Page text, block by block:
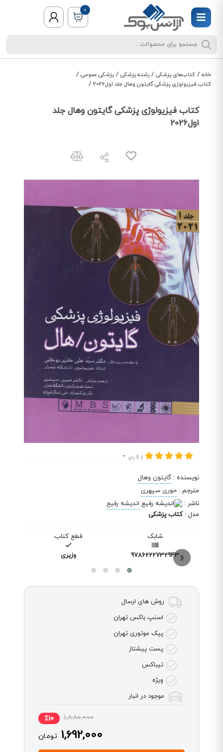
0
خانه / کتاب‌های پزشکی / رشته پزشکی / پزشکی عمومی /
کتاب فیزیولوژی پزشکی گایتون وهال جلد اول2026 /
کتاب فیزیولوژی پزشکی گایتون وهال جلد
اول2026
از 5 رای
نویسنده : گایتون وهال
مترجم : حوری سپهری
ناشر :
اندیشه رفیع
مدل :کتاب پزشکی
شابک
9786222732943
قطع کتاب
وزیری
روش های ارسال
اسنپ باکس تهران
پیک موتوری تهران
پست پیشتاز
تیباکس
ویژه
موجود در انبار
1,880,000 ٪10
1,692,000 تومان